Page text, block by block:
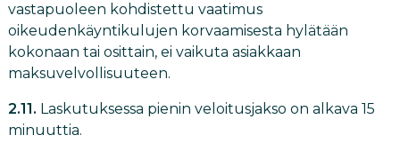
vastapuoleen kohdistettu vaatimus
oikeudenkäyntikulujen korvaamisesta hylätään
kokonaan tai osittain, ei vaikuta asiakkaan
maksuvelvollisuuteen.
2.11. Laskutuksessa pienin veloitusjakso on alkava 15
minuuttia.